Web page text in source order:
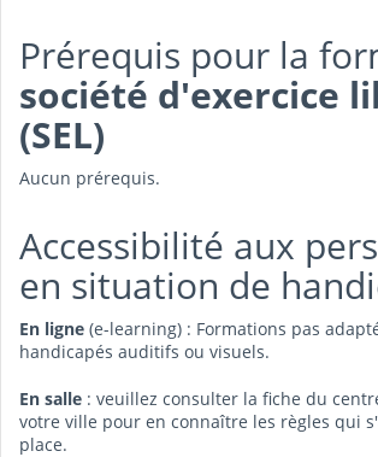
Prérequis pour la
société d'exercice
(SEL)
Aucun prérequis.
Accessibilité aux
en situation de
En ligne (e-learning) : Formations pas
handicapés auditifs ou visuels.
En salle : veuillez consulter la fiche du
votre ville pour en connaître les règles qui
place.